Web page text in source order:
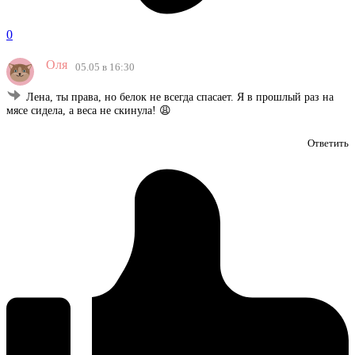
0
Оля 05.05 в 16:30
Лена, ты права, но белок не всегда спасает. Я в прошлый раз на
мясе сидела, а веса не скинула! 😩
Ответить